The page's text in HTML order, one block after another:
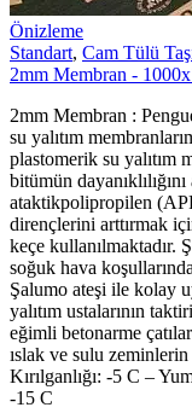
Önizleme
Standart, Cam Tülü
2mm Membran -
2mm Membran :
su yalıtım
plastomerik su yalıtım
bitümün
ataktikpolipropilen
dirençlerini arttırmak
keçe kullanılmaktadır.
soğuk hava
Şalumo ateşi ile kolay
yalıtım ustalarının
eğimli betonarme
ıslak ve sulu zeminlerin
Kırılganlığı: -5 C –
-15 C